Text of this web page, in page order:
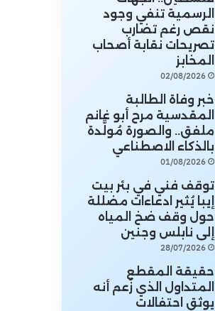
الرسمية تنفي وجود
نقص رغم تضارب
تصريحات نقابة أصحاب
المخابز
02/08/2026
خبر وفاة الطالبة
المقدسية مرح أبو غانم
ملفق.. والصورة مُولَّدة
بالذكاء الاصطناعي
01/08/2026
توقف فني في بئر بيت
إيبا يُثير ادعاءات مضللة
حول وقف ضخ المياه
إلى نابلس وجنين
28/07/2026
حقيقة المقطع
المتداول الذي زُعم أنه
يوثق احتفالات